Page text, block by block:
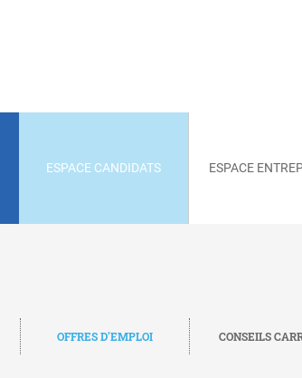
ESPACE CANDIDATS ESPACE
OFFRES D'EMPLOI CONSEILS